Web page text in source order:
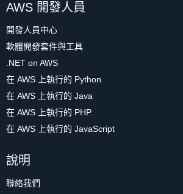
AWS 開發人員
開發人員中心
軟體開發套件與工具
.NET on AWS
在 AWS 上執行的 Python
在 AWS 上執行的 Java
在 AWS 上執行的 PHP
在 AWS 上執行的 JavaScript
說明
聯絡我們